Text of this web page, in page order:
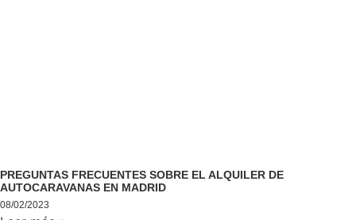
PREGUNTAS FRECUENTES SOBRE EL ALQUILER DE
AUTOCARAVANAS EN MADRID
08/02/2023